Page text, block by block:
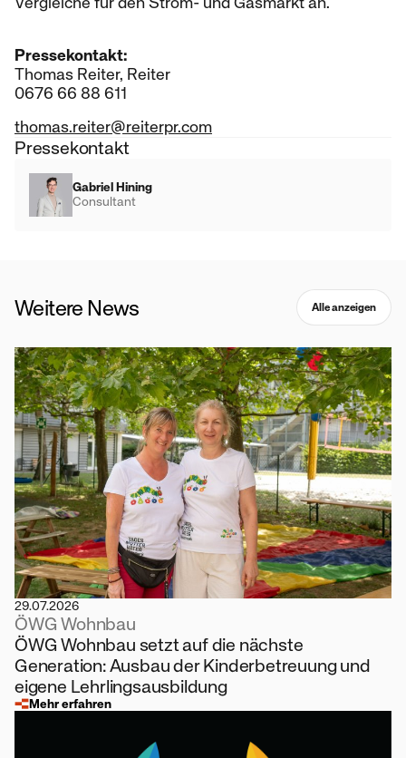
Pressekontakt:
Thomas Reiter, Reiter
0676 66 88 611
thomas.reiter@reiterpr.com
Pressekontakt
Gabriel Hining
Consultant
Weitere News Alle anzeigen
29.07.2026
ÖWG Wohnbau
ÖWG Wohnbau setzt auf die nächste
Generation: Ausbau der Kinderbetreuung und
eigene Lehrlingsausbildung
Mehr erfahren